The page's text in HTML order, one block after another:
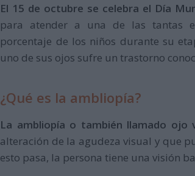
El 15 de octubre se celebra el Día
para atender a una de las tantas
porcentaje de los niños durante su
uno de sus ojos sufre un trastorno
¿Qué es la ambliopía?
La ambliopía o también llamado ojo
alteración de la agudeza visual y que
esto pasa, la persona tiene una visión